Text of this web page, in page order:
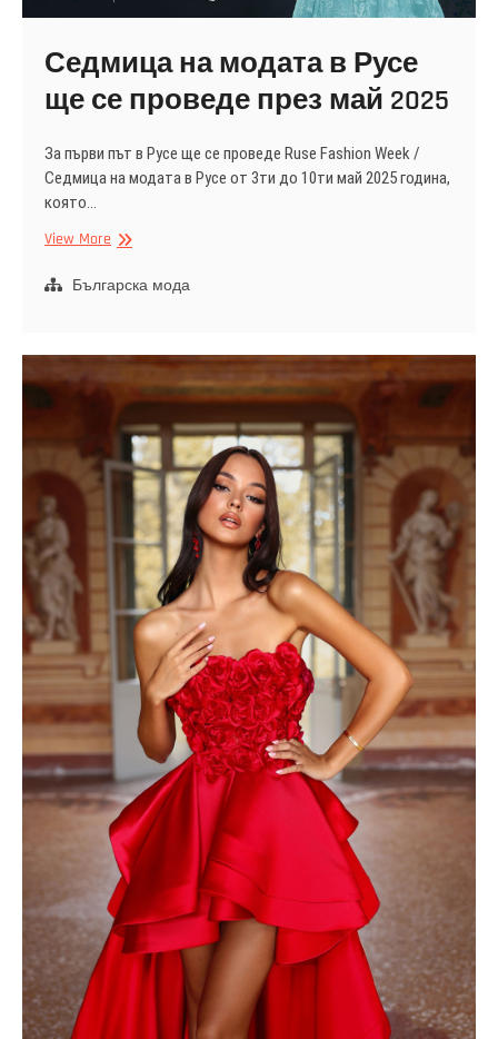
Седмица на модата в Русе
ще се проведе през май 2025
За първи път в Русе ще се проведе Ruse Fashion Week /
Седмица на модата в Русе от 3ти до 10ти май 2025 година,
която…
View MoreСедмица
модата
ще
се
проведе
през
май
2025
Българска мода